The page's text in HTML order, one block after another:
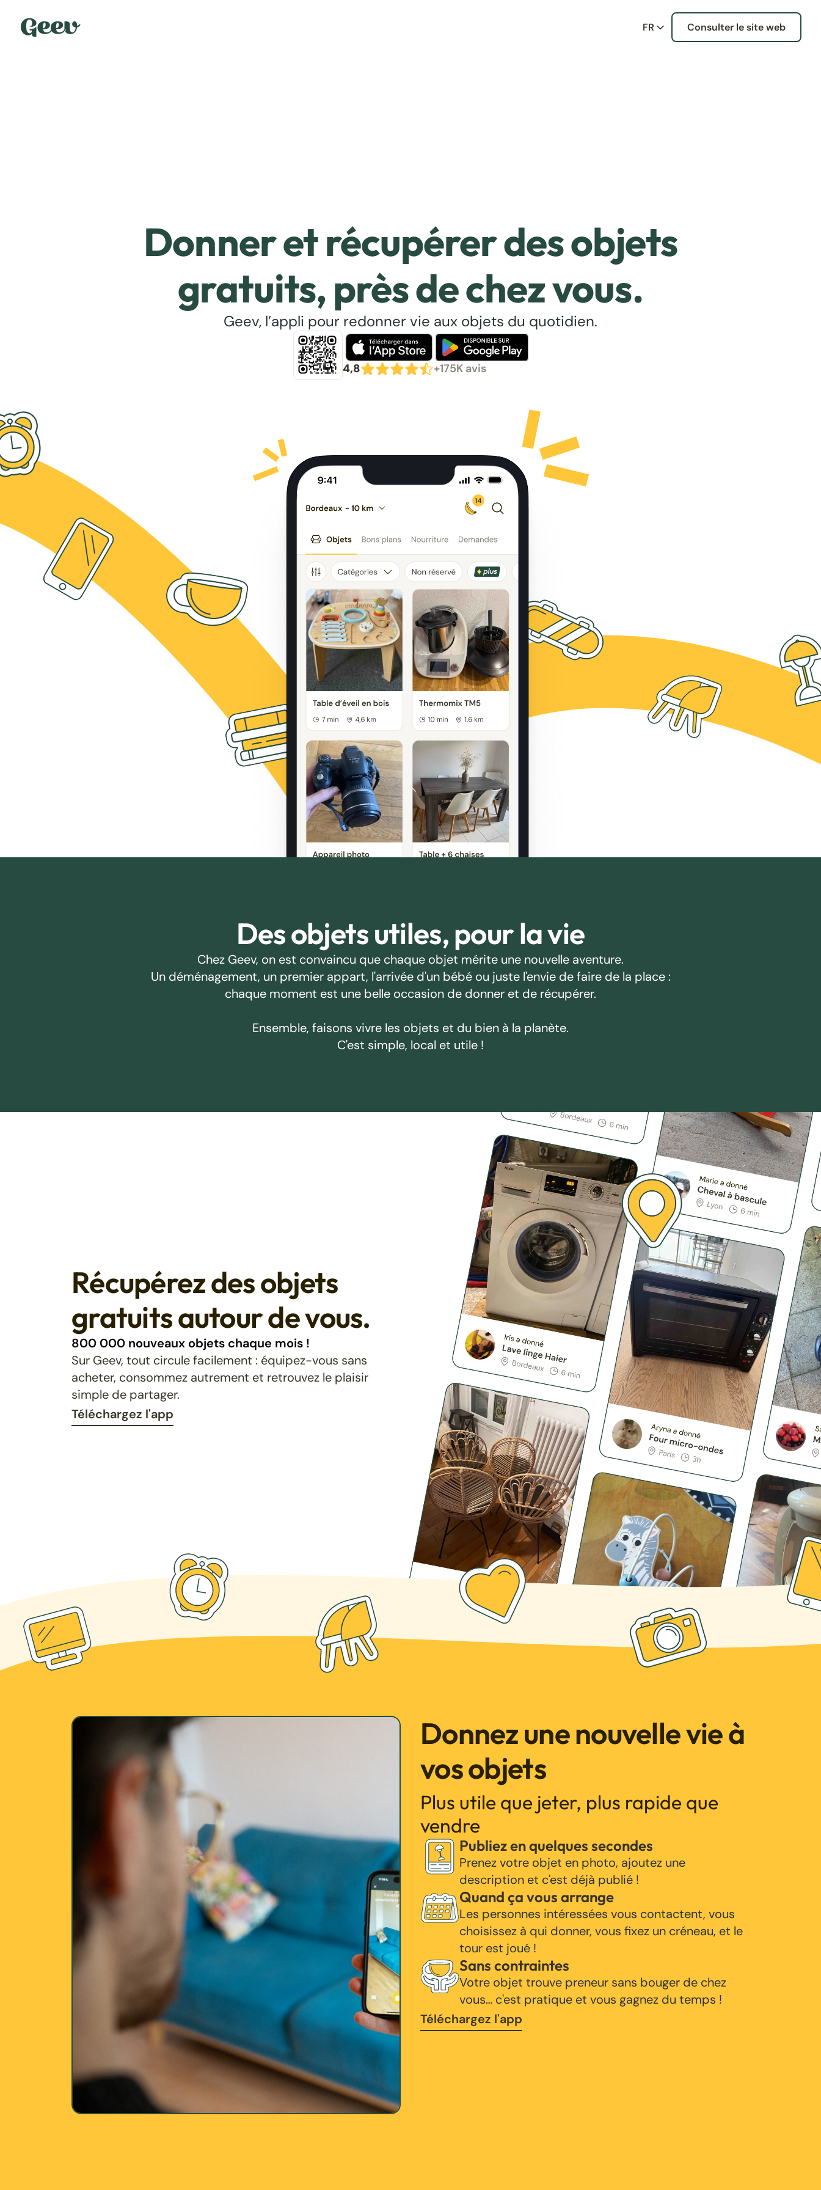
FR Consulter le site web
Donner et récupérer des objets
gratuits, près de chez vous.
Geev, l’appli pour redonner vie aux objets du quotidien.
4,8 +175K avis
Des objets utiles, pour la vie
Chez Geev, on est convaincu que chaque objet mérite une nouvelle aventure.
Un déménagement, un premier appart, l'arrivée d'un bébé ou juste l'envie de faire de la place :
chaque moment est une belle occasion de donner et de récupérer.
Ensemble, faisons vivre les objets et du bien à la planète.
C'est simple, local et utile !
Récupérez des objets
gratuits autour de vous.
800 000 nouveaux objets chaque mois !
Sur Geev, tout circule facilement : équipez-vous sans
acheter, consommez autrement et retrouvez le plaisir
simple de partager.
Téléchargez l'app
Donnez une nouvelle vie à
vos objets
Plus utile que jeter, plus rapide que
vendre
Publiez en quelques secondes
Prenez votre objet en photo, ajoutez une
description et c'est déjà publié !
Quand ça vous arrange
Les personnes intéressées vous contactent, vous
choisissez à qui donner, vous fixez un créneau, et le
tour est joué !
Sans contraintes
Votre objet trouve preneur sans bouger de chez
vous… c'est pratique et vous gagnez du temps !
Téléchargez l'app